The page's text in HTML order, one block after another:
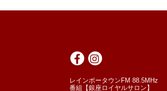
レインボータウンFM 88.5MHz
番組【銀座ロイヤルサロン】